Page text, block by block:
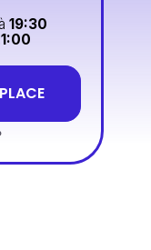
19:30